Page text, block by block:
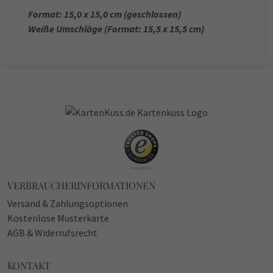
Format: 15,0 x 15,0 cm (geschlossen)
Weiße Umschläge (Format: 15,5 x 15,5 cm)
VERBRAUCHERINFORMATIONEN
Versand & Zahlungsoptionen
Kostenlose Musterkarte
AGB & Widerrufsrecht
KONTAKT